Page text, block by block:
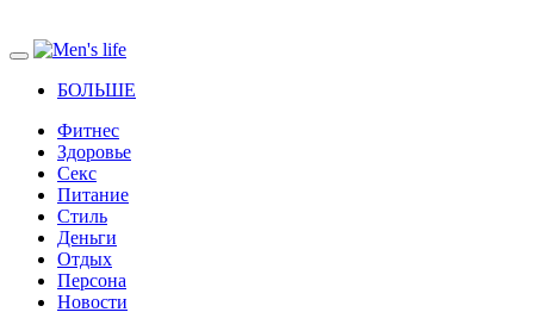
БОЛЬШЕ
Фитнес
Здоровье
Секс
Питание
Стиль
Деньги
Отдых
Персона
Новости